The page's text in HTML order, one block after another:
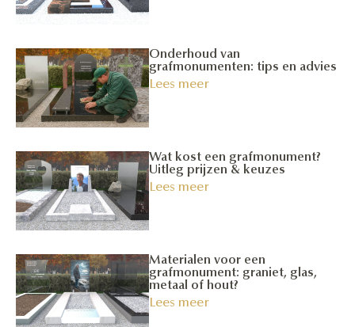
Onderhoud van
grafmonumenten: tips en advies
Lees meer
Wat kost een grafmonument?
Uitleg prijzen & keuzes
Lees meer
Materialen voor een
grafmonument: graniet, glas,
metaal of hout?
Lees meer